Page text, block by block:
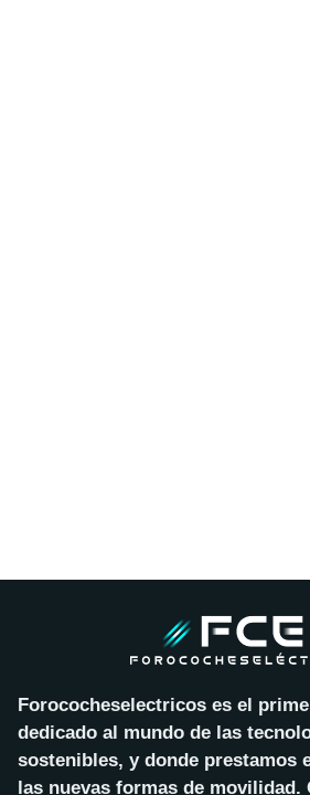
Forococheselectricos es el
dedicado al mundo de las
sostenibles, y donde prestamos
las nuevas formas de movilidad.